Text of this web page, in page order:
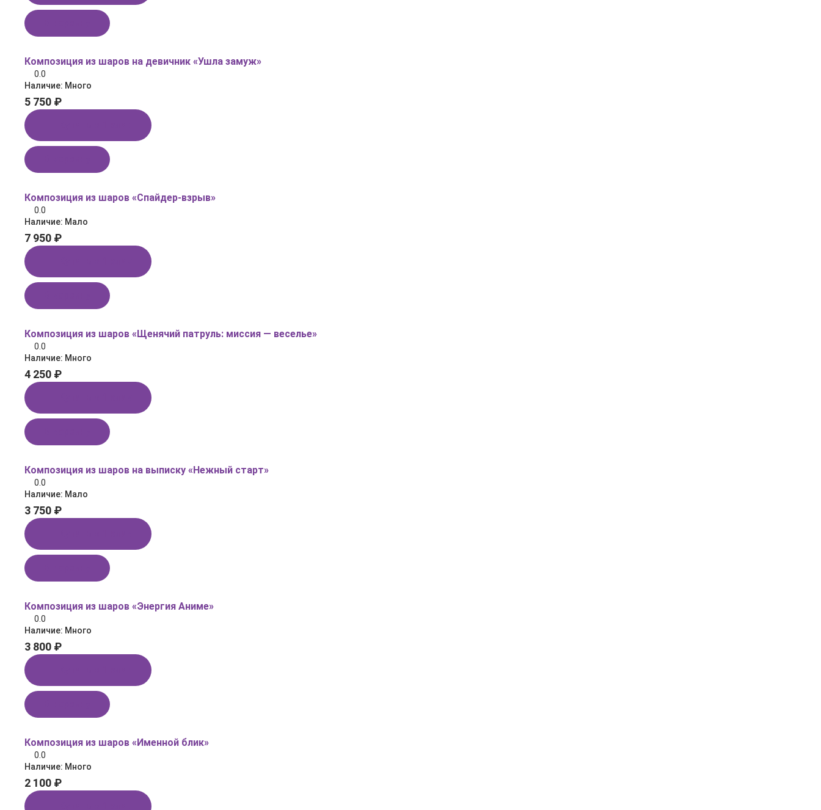
Композиция из шаров на девичник «Ушла замуж»
0.0
Наличие: Много
5 750 ₽
Композиция из шаров «Спайдер‑взрыв»
0.0
Наличие: Мало
7 950 ₽
Композиция из шаров «Щенячий патруль: миссия — веселье»
0.0
Наличие: Много
4 250 ₽
Композиция из шаров на выписку «Нежный старт»
0.0
Наличие: Мало
3 750 ₽
Композиция из шаров «Энергия Аниме»
0.0
Наличие: Много
3 800 ₽
Композиция из шаров «Именной блик»
0.0
Наличие: Много
2 100 ₽